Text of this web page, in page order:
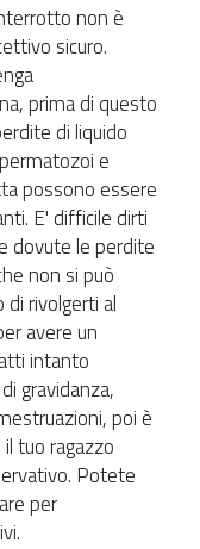
non è
sicuro.
prima di questo
di liquido
e
possono essere
E' difficile dirti
dovute le perdite
non si può
di rivolgerti al
avere un
intanto
gravidanza,
poi è
tuo ragazzo
Potete
per